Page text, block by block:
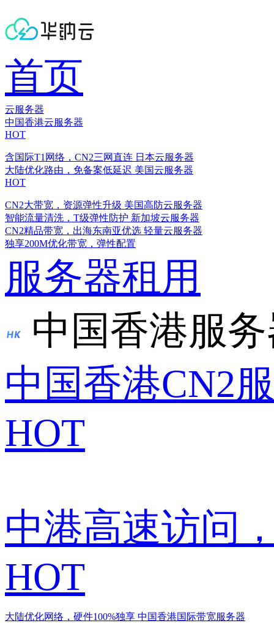
首页
云服务器
中国香港云服务器
HOT
含国际T1网络，CN2三网直连 日本云服务器
大陆优化路由，免备案低延迟 美国云服务器
HOT
CN2大带宽，资源弹性升级 美国高防云服务器
智能流量清洗，T级弹性防护 新加坡云服务器
CN2精品带宽，出海东南亚优选 轻量云服务器
独享200M优化带宽，弹性配置
服务器租用
中国香港服
中国香港CN2
HOT
中港高速访问
HOT
大陆优化网络，硬件100%独享 中国香港国际带宽服务器